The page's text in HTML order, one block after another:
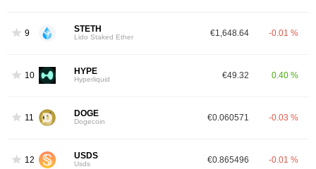
9 STETH
Lido Staked Ether €1,648.64 -0.01 %
10 HYPE
Hyperliquid €49.32 0.40 %
11 DOGE
Dogecoin €0.060571 -0.03 %
12 USDS
Usds €0.865496 -0.01 %